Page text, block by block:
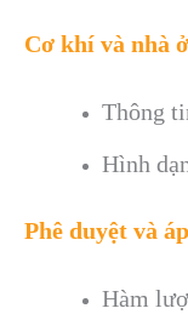
Cơ khí và nhà ở
Thông
Hình
Phê duyệt và
Hàm